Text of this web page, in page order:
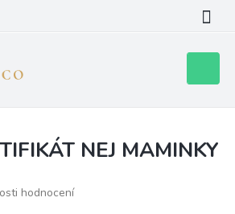
košík
NEJ MAMINKY
hodnocení